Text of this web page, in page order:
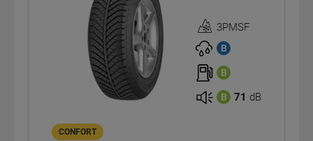
Homologation
3PMSF
3PMSF
B
B
B 71 dB
CONFORT